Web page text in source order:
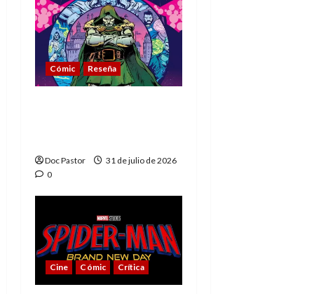
Cómic Reseña
Doc Pastor
31 de julio de 2026
0
Cine Cómic Crítica